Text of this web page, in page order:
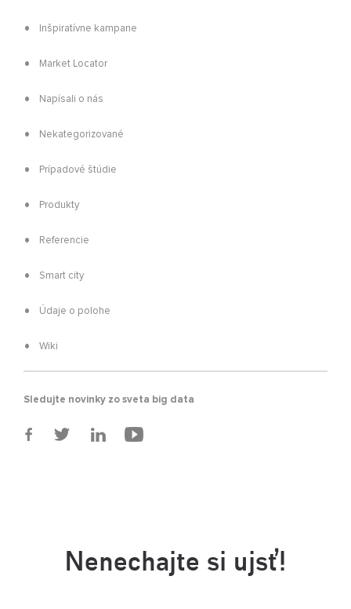
Inšpiratívne kampane
Market Locator
Napísali o nás
Nekategorizované
Prípadové štúdie
Produkty
Referencie
Smart city
Údaje o polohe
Wiki
Sledujte novinky zo sveta big data
Nenechajte si ujsť!